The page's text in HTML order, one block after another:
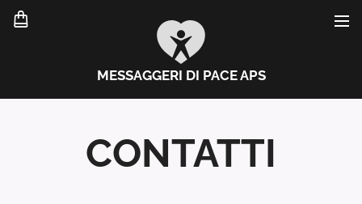
MESSAGGERI DI PACE APS
CONTATTI